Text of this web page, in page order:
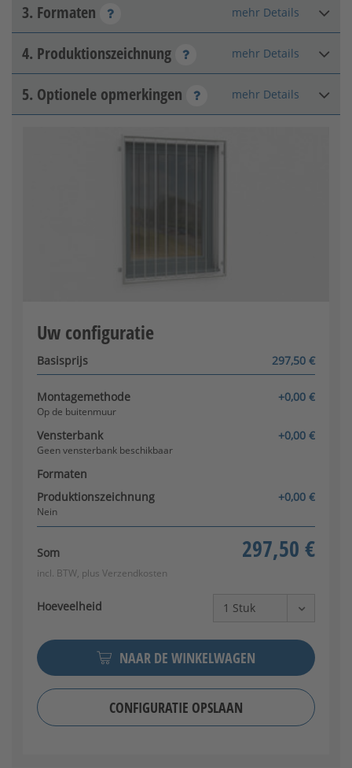
Geen vensterbank
beschikbaar
3. Formaten mehr Details
Hoogte van de negge:
mm
Toelaatbaar bereik: 400 - 2200
Toelaatbaar bereik: 400 - 2400
4. Produktionszeichnung mehr Details
Freigabezeichnung
5. Optionele opmerkingen mehr Details
Uw configuratie
Basisprijs 297,50 €
Montagemethode +0,00 €
Op de buitenmuur
Vensterbank +0,00 €
Geen vensterbank beschikbaar
Formaten
Produktionszeichnung
+0,00 €
Nein
Som 297,50 €
incl. BTW, plus Verzendkosten
Hoeveelheid
NAAR DE WINKELWAGEN
CONFIGURATIE OPSLAAN
Configurator wordt geladen